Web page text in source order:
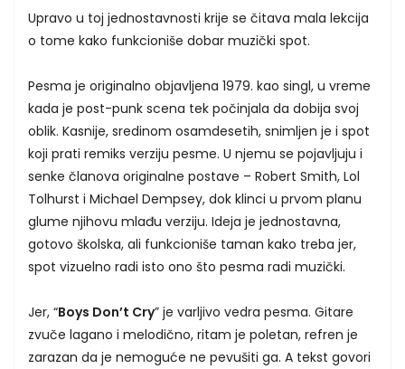
Upravo u toj jednostavnosti krije se čitava mala lekcija
o tome kako funkcioniše dobar muzički spot.
Pesma je originalno objavljena 1979. kao singl, u vreme
kada je post-punk scena tek počinjala da dobija svoj
oblik. Kasnije, sredinom osamdesetih, snimljen je i spot
koji prati remiks verziju pesme. U njemu se pojavljuju i
senke članova originalne postave – Robert Smith, Lol
Tolhurst i Michael Dempsey, dok klinci u prvom planu
glume njihovu mlađu verziju. Ideja je jednostavna,
gotovo školska, ali funkcioniše taman kako treba jer,
spot vizuelno radi isto ono što pesma radi muzički.
Jer, “Boys Don’t Cry” je varljivo vedra pesma. Gitare
zvuče lagano i melodično, ritam je poletan, refren je
zarazan da je nemoguće ne pevušiti ga. A tekst govori